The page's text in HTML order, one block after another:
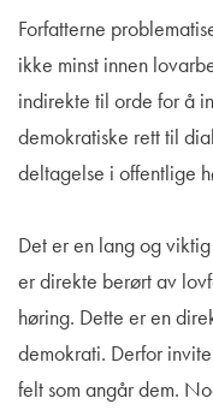
Forfatterne
ikke minst innen
indirekte til orde for å
demokratiske rett til
deltagelse i offentlige
Det er en lang og
er direkte berørt av
høring. Dette er en
demokrati. Derfor
felt som angår dem.